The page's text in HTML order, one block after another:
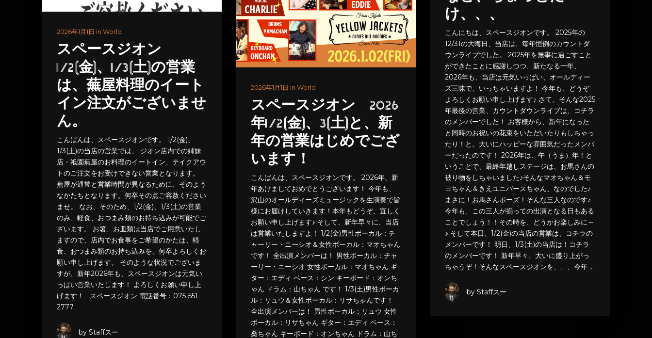
け、、、
こんにちは、スペースジオンです。 2025年の
12/31の大晦日、当店は、毎年恒例のカウントダ
ウンライブでした。 2025年を無事に過ごすこと
ができたことに感謝しつつ、新たなる一年、
2026年も、当店は元気いっぱい、オールディー
ズ三昧で、いっちゃいますよ！ 今年も、どうぞ
よろしくお願い申し上げます♪ さて、そんな2025
年最後の営業、カウントダウンライブは、コチラ
のメンバーでした！ お客様から、新年になった
と同時のお祝いの花束をいただいたりもしちゃっ
たり！と。大いにハッピーな雰囲気だったメンバ
ーだったのです！ 2026年は、午（うま）年！と
いうことで、最終年越しステージは、お馬さんの
被り物をしちゃいました♪そんなマオちゃん＆モ
ヨちゃん＆きえユニバースちゃん、なのでした♪
まさに！お馬さんポーズ！そんな三人なのです♪
今年も、この三人が揃っての出演となる日もある
ことでしょう！！その時を、どうかお楽しみに～
♪ そして本日、1/2(金)の当店の営業は、コチラの
メンバーです！ 明日、1/3(土)の当店は！コチラ
のメンバーです！ 新年早々、大いに盛り上がっ
ちゃうぞ！そんなスペースジオンを、、、今年 …
by Staffスー
2026年1月1日 in World
スペースジオン
1/2(金)、1/3(土)の営業
は、蕪屋料理のイート
イン注文がございませ
ん。
こんばんは、スペースジオンです。 1/2(金)、
1/3(土)の当店の営業では、 ジオン店内での姉妹
店・祗園蕪屋のお料理のイートイン、テイクアウ
トのご注文をお受けできない営業となります。
蕪屋が通常と営業時間が異なるために、そのよう
なかたちとなります。何卒その点ご容赦ください
ませ。 なお、そのため、1/2(金)、1/3(土)の営業
のみ、軽食、おつまみ類のお持ち込みが可能でご
ざいます。 お箸、お皿類は当店でご用意いたし
ますので、店内でお食事をご希望のかたは、軽
食、おつまみ類のお持ち込みを、何卒よろしくお
願い申し上げます。 そのような状況でございま
すが、新年2026年も、スペースジオンは元気い
っぱい営業いたします！ よろしくお願い申し上
げます！ スペースジオン 電話番号：075-551-
2777
by Staffスー
2026年1月1日 in World
スペースジオン 2026
年1/2(金)、3(土)と、新
年の営業はじめでござ
います！
こんばんは、スペースジオンです。 2026年、新
年あけましておめでとうございます！ 今年も、
沢山のオールディーズミュージックを生演奏で皆
様にお届けしていきます！本年もどうぞ、宜しく
お願い申し上げます♪ そして、新年早々に、当店
は営業いたしますよ！ 1/2(金)男性ボーカル：チ
ャーリー・ニーシオ＆女性ボーカル：マオちゃん
です！ 全出演メンバーは！ 男性ボーカル：チャ
ーリー・ニーシオ 女性ボーカル：マオちゃん ギ
ター：エディ ベース：シン キーボード：オンち
ゃん ドラム：山ちゃん です！ 1/3(土)男性ボーカ
ル：リュウ＆女性ボーカル：リサちゃんです！
全出演メンバーは！ 男性ボーカル：リュウ 女性
ボーカル：リサちゃん ギター：エディ ベース：
桑ちゃん キーボード：オンちゃん ドラム：山ち